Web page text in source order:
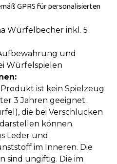
GPRS für personalisierten
Würfelbecher inkl. 5
und
Würfelspielen
Produkt ist kein Spielzeug
3 Jahren geeignet.
die bei Verschlucken
können.
Leder und
im Inneren. Die
sind ungiftig. Die im